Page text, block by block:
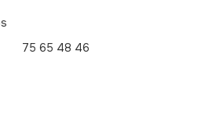
75 65 48 46